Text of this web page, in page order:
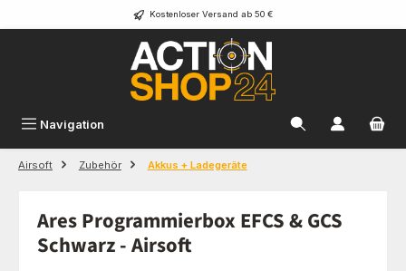
Zum Hauptinhalt springen Kostenloser Versand ab 50 €
Navigation
Airsoft Zubehör Akkus + Ladegeräte
Ares Programmierbox EFCS & GCS
Schwarz - Airsoft